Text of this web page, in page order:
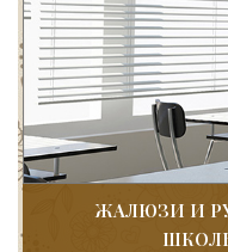
ЖАЛЮЗИ И